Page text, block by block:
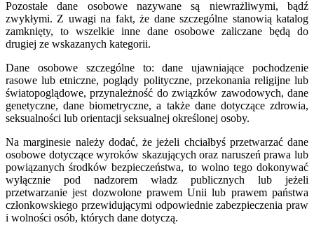
Pozostałe dane osobowe nazywane są niewrażliwymi, bądź
zwykłymi. Z uwagi na fakt, że dane szczególne stanowią katalog
zamknięty, to wszelkie inne dane osobowe zaliczane będą do
drugiej ze wskazanych kategorii.
Dane osobowe szczególne to: dane ujawniające pochodzenie
rasowe lub etniczne, poglądy polityczne, przekonania religijne lub
światopoglądowe, przynależność do związków zawodowych, dane
genetyczne, dane biometryczne, a także dane dotyczące zdrowia,
seksualności lub orientacji seksualnej określonej osoby.
Na marginesie należy dodać, że jeżeli chciałbyś przetwarzać dane
osobowe dotyczące wyroków skazujących oraz naruszeń prawa lub
powiązanych środków bezpieczeństwa, to wolno tego dokonywać
wyłącznie pod nadzorem władz publicznych lub jeżeli
przetwarzanie jest dozwolone prawem Unii lub prawem państwa
członkowskiego przewidującymi odpowiednie zabezpieczenia praw
i wolności osób, których dane dotyczą.